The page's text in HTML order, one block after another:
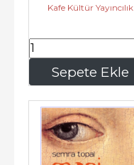
Sepete Ekle
Kafe Kültür Yayıncılık
562,50